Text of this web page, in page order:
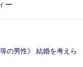
ー
の男性》 結婚を考えら